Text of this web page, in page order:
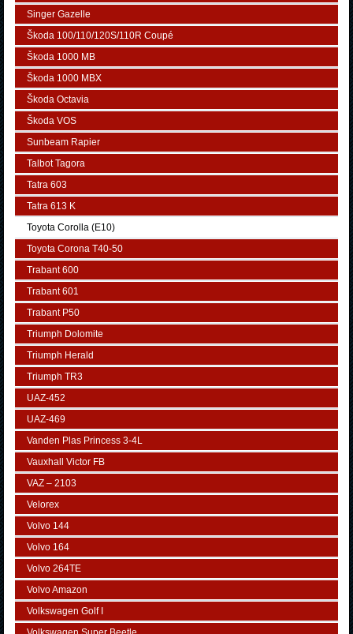
Singer Gazelle
Škoda 100/110/120S/110R Coupé
Škoda 1000 MB
Škoda 1000 MBX
Škoda Octavia
Škoda VOS
Sunbeam Rapier
Talbot Tagora
Tatra 603
Tatra 613 K
Toyota Corolla (E10)
Toyota Corona T40-50
Trabant 600
Trabant 601
Trabant P50
Triumph Dolomite
Triumph Herald
Triumph TR3
UAZ-452
UAZ-469
Vanden Plas Princess 3-4L
Vauxhall Victor FB
VAZ – 2103
Velorex
Volvo 144
Volvo 164
Volvo 264TE
Volvo Amazon
Volkswagen Golf I